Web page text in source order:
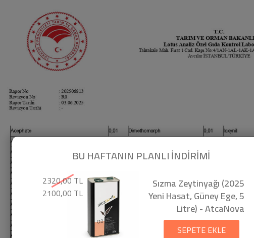
BU HAFTANIN PLANLI İNDİRİMİ
2320,00 TL
2100,00 TL
Sızma Zeytinyağı (2025
Yeni Hasat, Güney Ege, 5
Litre) - AtcaNova
SEPETE EKLE